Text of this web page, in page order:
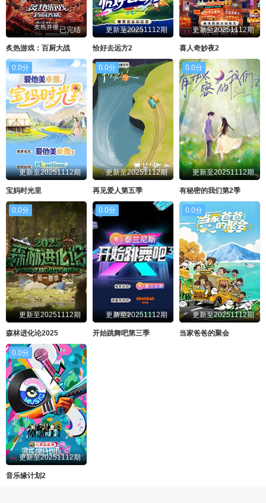
已完结
炙热游戏：百厨大战
更新至20251112期
恰好去远方2
更新至20251112期
喜人奇妙夜2
0.0分
更新至20251112期
宝妈时光里
0.0分
更新至20251112期
再见爱人第五季
0.0分
更新至20251112期
有秘密的我们第2季
0.0分
更新至20251112期
森林进化论2025
0.0分
更新至20251112期
开始跳舞吧第三季
0.0分
更新至20251112期
当家爸爸的聚会
0.0分
更新至20251112期
音乐缘计划2